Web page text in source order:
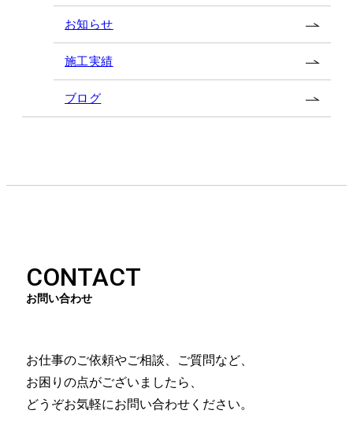
お知らせ
施工実績
ブログ
CONTACT
お問い合わせ
お仕事のご依頼やご相談、ご質問など、
お困りの点がございましたら、
どうぞお気軽にお問い合わせください。